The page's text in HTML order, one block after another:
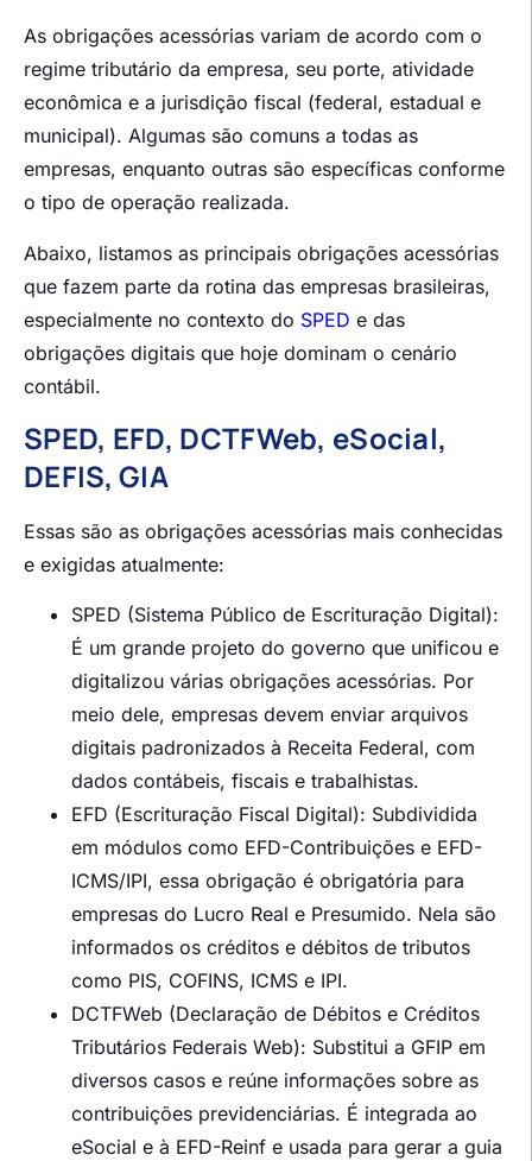
As obrigações acessórias variam de acordo com o
regime tributário da empresa, seu porte, atividade
econômica e a jurisdição fiscal (federal, estadual e
municipal). Algumas são comuns a todas as
empresas, enquanto outras são específicas conforme
o tipo de operação realizada.
Abaixo, listamos as principais obrigações acessórias
que fazem parte da rotina das empresas brasileiras,
especialmente no contexto do SPED e das
obrigações digitais que hoje dominam o cenário
contábil.
SPED, EFD, DCTFWeb, eSocial,
DEFIS, GIA
Essas são as obrigações acessórias mais conhecidas
e exigidas atualmente:
SPED (Sistema Público de Escrituração Digital):
É um grande projeto do governo que unificou e
digitalizou várias obrigações acessórias. Por
meio dele, empresas devem enviar arquivos
digitais padronizados à Receita Federal, com
dados contábeis, fiscais e trabalhistas.
EFD (Escrituração Fiscal Digital): Subdividida
em módulos como EFD-Contribuições e EFD-
ICMS/IPI, essa obrigação é obrigatória para
empresas do Lucro Real e Presumido. Nela são
informados os créditos e débitos de tributos
como PIS, COFINS, ICMS e IPI.
DCTFWeb (Declaração de Débitos e Créditos
Tributários Federais Web): Substitui a GFIP em
diversos casos e reúne informações sobre as
contribuições previdenciárias. É integrada ao
eSocial e à EFD-Reinf e usada para gerar a guia